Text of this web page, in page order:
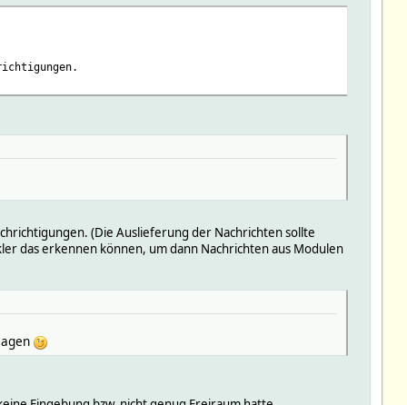
(Die Auslieferung der Nachrichten sollte
das erkennen können, um dann Nachrichten aus Modulen